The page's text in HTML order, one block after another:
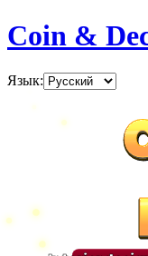
Coin &
Язык: